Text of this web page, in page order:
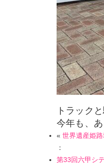
トラック
今年も、
« 世界遺産姫
：
第33回六甲シ